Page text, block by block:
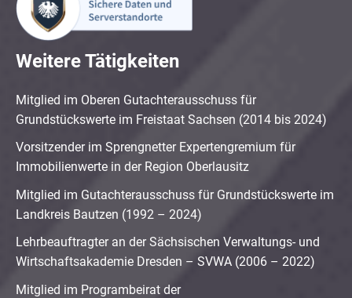
Weitere Tätigkeiten
Mitglied im Oberen Gutachterausschuss für
Grundstückswerte im Freistaat Sachsen (2014 bis 2024)
Vorsitzender im Sprengnetter Expertengremium für
Immobilienwerte in der Region Oberlausitz
Mitglied im Gutachterausschuss für Grundstückswerte im
Landkreis Bautzen (1992 – 2024)
Lehrbeauftragter an der Sächsischen Verwaltungs- und
Wirtschaftsakademie Dresden – SVWA (2006 – 2022)
Mitglied im Programbeirat der